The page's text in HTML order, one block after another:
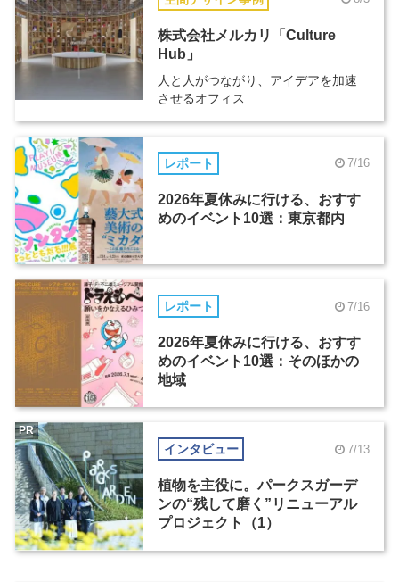
株式会社メルカリ「Culture
Hub」
人と人がつながり、アイデアを加速
させるオフィス
レポート 7/16
2026年夏休みに行ける、おすす
めのイベント10選：東京都内
レポート 7/16
2026年夏休みに行ける、おすす
めのイベント10選：そのほかの
地域
インタビュー 7/13
植物を主役に。パークスガーデ
ンの“残して磨く”リニューアル
プロジェクト（1）
PR